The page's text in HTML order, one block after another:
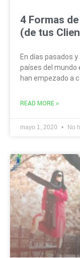
4 Formas
(de tus
En días pasados
países del mundo
han empezado a
READ MORE »
mayo 1, 2020 No